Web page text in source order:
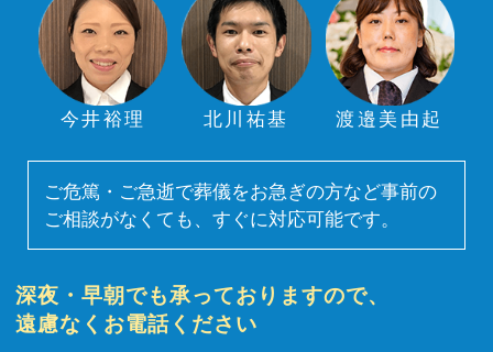
今井裕理 北川祐基 渡邉美由起
ご危篤・ご急逝で葬儀をお急ぎの方など事前の
ご相談がなくても、すぐに対応可能です。
深夜・早朝でも承っておりますので、
遠慮なくお電話ください